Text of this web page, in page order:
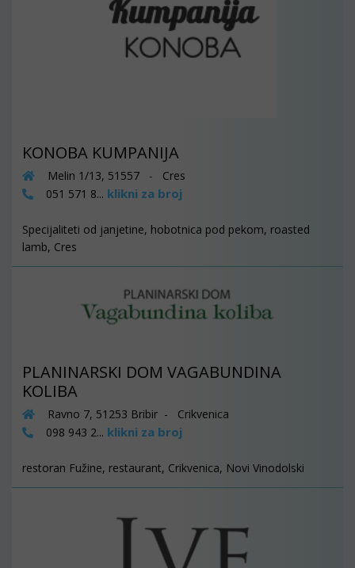
KONOBA KUMPANIJA
Melin 1/13, 51557 - Cres
051 571 8... klikni za broj
Specijaliteti od janjetine, hobotnica pod pekom, roasted
lamb, Cres
PLANINARSKI DOM VAGABUNDINA
KOLIBA
Ravno 7, 51253 Bribir - Crikvenica
098 943 2... klikni za broj
restoran Fužine, restaurant, Crikvenica, Novi Vinodolski